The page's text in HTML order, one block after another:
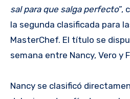
sal para que salga perfecto”,
la segunda clasificada para
MasterChef. El título se
semana entre Nancy, Vero y
Nancy se clasificó